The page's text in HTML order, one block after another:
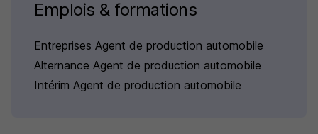
Emplois & formations
Entreprises Agent de production automobile
Alternance Agent de production automobile
Intérim Agent de production automobile